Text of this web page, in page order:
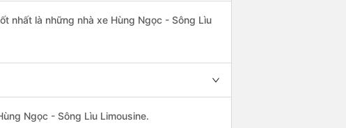
nhất là những nhà xe Hùng Ngọc - Sông Lìu
Ngọc - Sông Lìu Limousine.